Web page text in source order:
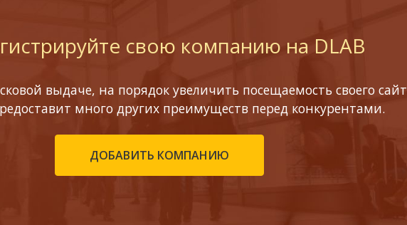
свою компанию на DLAB
выдаче, на порядок увеличить посещаемость своего
много других преимуществ перед конкурентами.
ДОБАВИТЬ КОМПАНИЮ